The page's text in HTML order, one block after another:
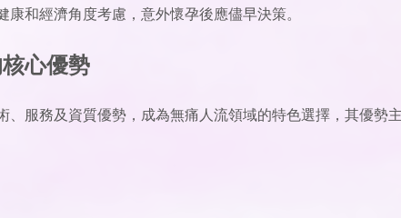
和經濟角度考慮，意外懷孕後應儘早決策。
心優勢
服務及資質優勢，成為無痛人流領域的特色選擇，其優勢